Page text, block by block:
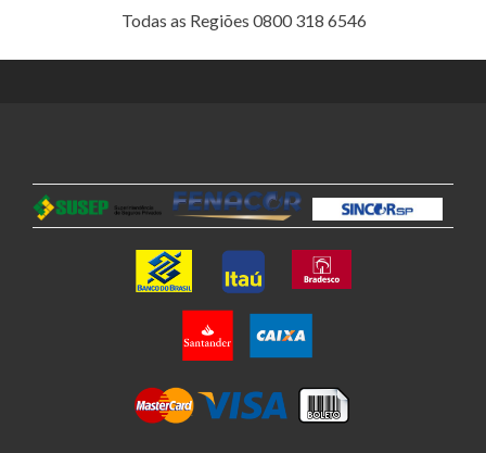
Todas as Regiões 0800 318 6546